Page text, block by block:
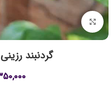
برای بزرگنمایی کلیک کنید
گردنبند